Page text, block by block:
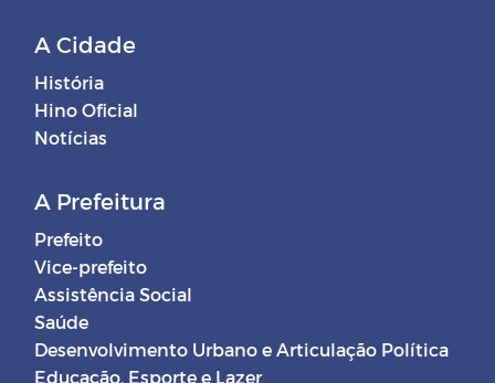
A Cidade
História
Hino Oficial
Notícias
A Prefeitura
Prefeito
Vice-prefeito
Assistência Social
Saúde
Desenvolvimento Urbano e Articulação Política
Educação, Esporte e Lazer